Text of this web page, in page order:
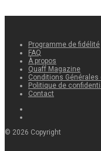
Programme de fidélité
FAQ
À propos
Quaff Magazine
Conditions Générales
Politique de
Contact
© 2026 Copyright